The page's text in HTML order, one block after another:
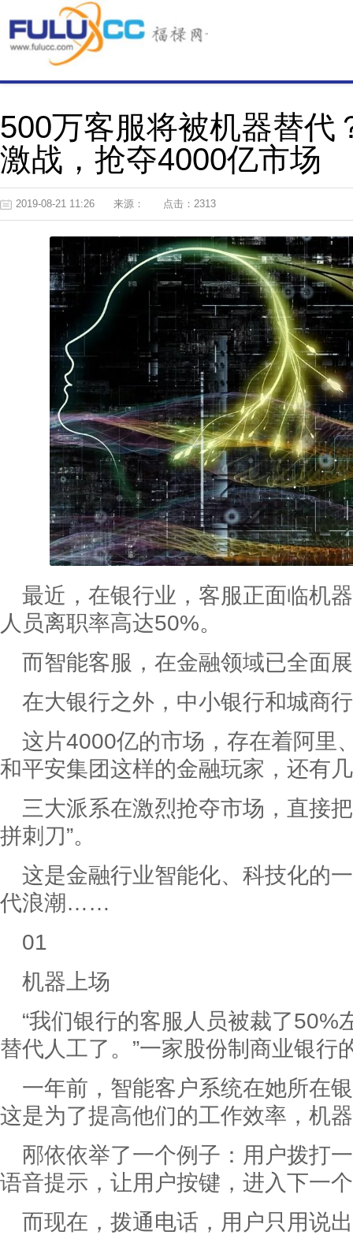
500万客服将被机器替代
激战，抢夺4000亿市场
2019-08-21 11:26 来源： 点击：2313
最近，在银行业，客服正面临机
人员离职率高达50%。
而智能客服，在金融领域已全面
在大银行之外，中小银行和城商
这片4000亿的市场，存在着阿里
和平安集团这样的金融玩家，还有
三大派系在激烈抢夺市场，直接
拼刺刀”。
这是金融行业智能化、科技化的
代浪潮……
01
机器上场
“我们银行的客服人员被裁了50%
替代人工了。”一家股份制商业银行
一年前，智能客户系统在她所在
这是为了提高他们的工作效率，机
邴依依举了一个例子：用户拨打
语音提示，让用户按键，进入下一
而现在，拨通电话，用户只用说